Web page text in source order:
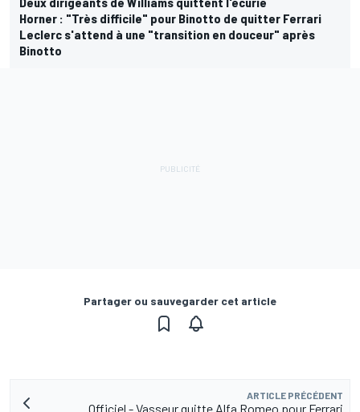
Horner : "Très difficile" pour Binotto de quitter Ferrari
Leclerc s'attend à une "transition en douceur" après
Binotto
Partager ou sauvegarder cet article
ARTICLE PRÉCÉDENT
Officiel - Vasseur quitte Alfa Romeo pour Ferrari